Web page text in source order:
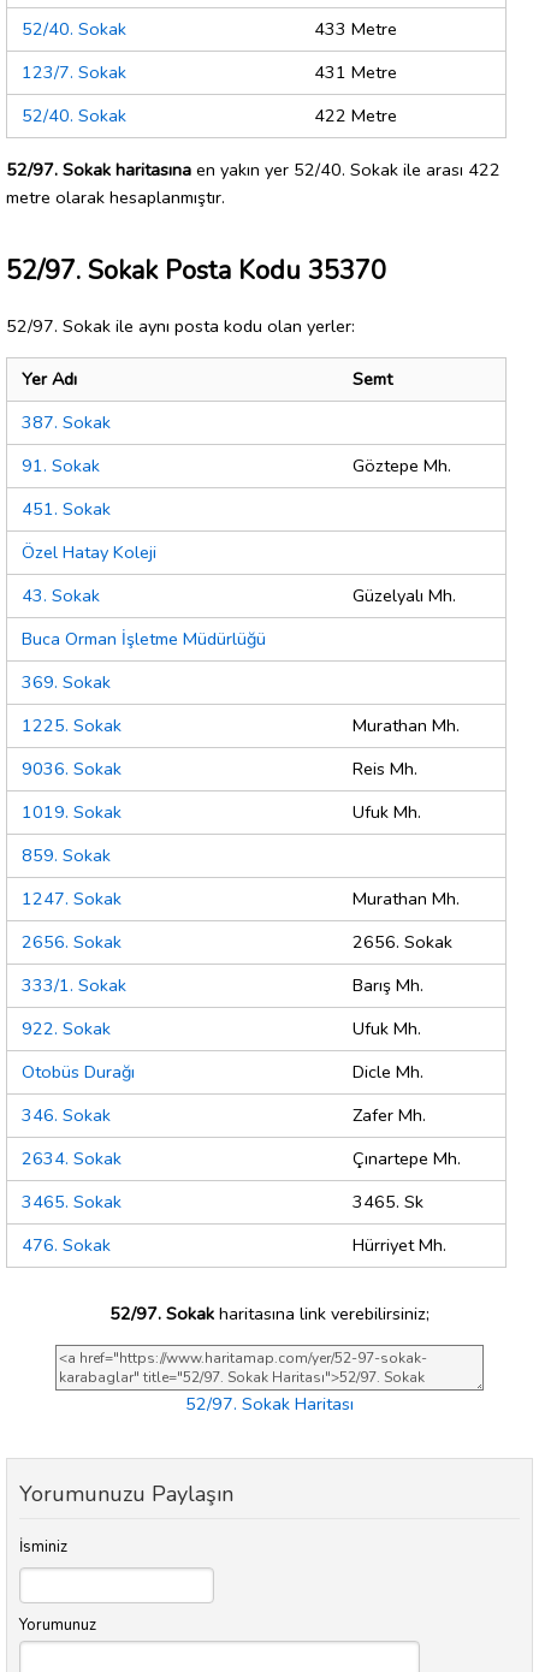
52/40. Sokak
433 Metre
123/7. Sokak
431 Metre
52/40. Sokak
422 Metre
52/97. Sokak haritasına en yakın yer 52/40. Sokak ile arası 422
metre olarak hesaplanmıştır.
52/97. Sokak Posta Kodu 35370
52/97. Sokak ile aynı posta kodu olan yerler:
Yer Adı
Semt
387. Sokak
91. Sokak
Göztepe Mh.
451. Sokak
Özel Hatay Koleji
43. Sokak
Güzelyalı Mh.
Buca Orman İşletme Müdürlüğü
369. Sokak
1225. Sokak
Murathan Mh.
9036. Sokak
Reis Mh.
1019. Sokak
Ufuk Mh.
859. Sokak
1247. Sokak
Murathan Mh.
2656. Sokak
2656. Sokak
333/1. Sokak
Barış Mh.
922. Sokak
Ufuk Mh.
Otobüs Durağı
Dicle Mh.
346. Sokak
Zafer Mh.
2634. Sokak
Çınartepe Mh.
3465. Sokak
3465. Sk
476. Sokak
Hürriyet Mh.
52/97. Sokak haritasına link verebilirsiniz;
52/97. Sokak Haritası
Yorumunuzu Paylaşın
İsminiz
Yorumunuz